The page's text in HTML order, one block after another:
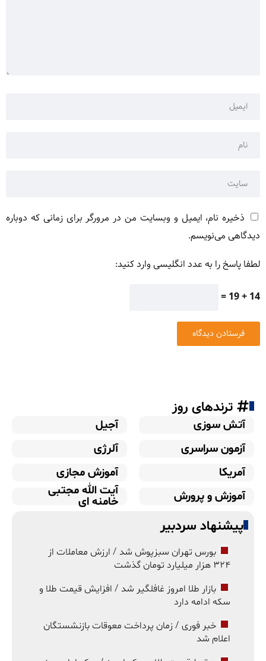
ذخیره نام، ایمیل و وبسایت من در مرورگر برای زمانی که دوباره
دیدگاهی می‌نویسم.
لطفا پاسخ را به عدد انگلیسی وارد کنید:
14 + 19 =
ترندهای روز
آتش سوزی
آجیل
آزمون سراسری
آلرژی
آمریکا
آموزش مجازی
آموزش و پرورش
آیت الله مجتبی
خامنه ای
پیشنهاد سردبیر
بورس تهران سبزپوش شد / ارزش معاملات از
۳۲۴ هزار میلیارد تومان گذشت
بازار طلا امروز غافلگیر شد / افزایش قیمت طلا و
سکه ادامه دارد
خبر فوری / زمان پرداخت معوقات بازنشستگان
اعلام شد